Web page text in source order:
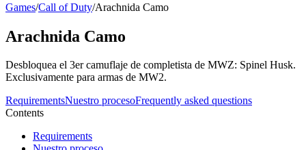
Games/Call of Duty/Arachnida Camo
Arachnida Camo
Desbloquea el 3er camuflaje de completista de MWZ: Spinel Husk.
Exclusivamente para armas de MW2.
RequirementsNuestro procesoFrequently asked questions
Contents
Requirements